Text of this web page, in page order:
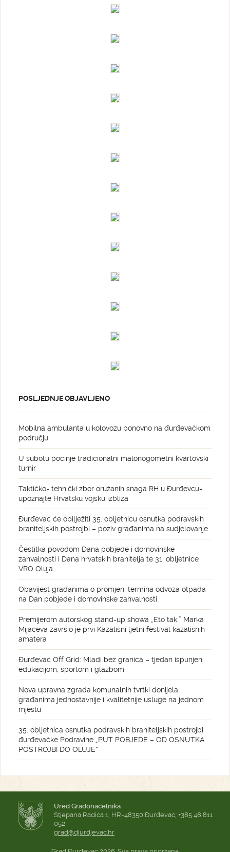
POSLJEDNJE OBJAVLJENO
Mobilna ambulanta u kolovozu ponovno na đurđevačkom
području
U subotu počinje tradicionalni malonogometni kvartovski
turnir
Taktičko- tehnički zbor oružanih snaga RH u Đurđevcu-
upoznajte Hrvatsku vojsku izbliza
Đurđevac će obilježiti 35. obljetnicu osnutka podravskih
braniteljskih postrojbi – poziv građanima na sudjelovanje
Čestitka povodom Dana pobjede i domovinske
zahvalnosti i Dana hrvatskih branitelja te 31. obljetnice
VRO Oluja
Obavijest građanima o promjeni termina odvoza otpada
na Dan pobjede i domovinske zahvalnosti
Premijerom autorskog stand-up showa „Eto tak.” Marka
Mijaceva završio je prvi Kazališni ljetni festival kazališnih
amatera
Đurđevac Off Grid: Mladi bez granica – tjedan ispunjen
edukacijom, sportom i glazbom
Nova upravna zgrada komunalnih tvrtki donijela
građanima jednostavnije i kvalitetnije usluge na jednom
mjestu
35. obljetnica osnutka podravskih braniteljskih postrojbi
đurđevačke Podravine „PUT POBJEDE – OD OSNUTKA
POSTROJBI DO OLUJE“
Ured Gradonačelnika
Stjepana Radića 1, HR-48350 Đurđevac, +385 48 811
052
grad@djurdjevac.hr